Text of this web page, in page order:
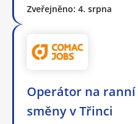
Zveřejněno: 4. srpna
Operátor na
směny v Třinci